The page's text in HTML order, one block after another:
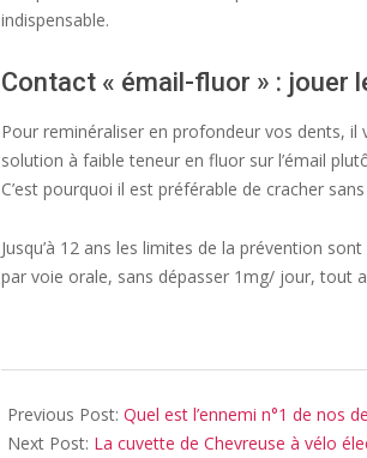
indispensable.
Contact « émail-fluor » : jouer
Pour reminéraliser en profondeur vos dents,
solution à faible teneur en fluor sur l’émail
C’est pourquoi il est préférable de cracher
Jusqu’à 12 ans les limites de la prévention
par voie orale, sans dépasser 1mg/ jour, tout
10-
11
Previous Post: Quel est l’ennemi n°1 de nos
Next Post: La cuvette de Chevreuse à vélo